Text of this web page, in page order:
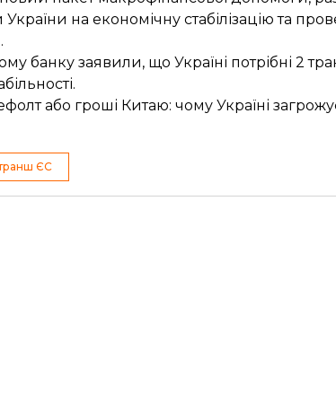
на економічну стабілізацію та
банку заявили, що Україні потрібні 2
або гроші Китаю: чому Україні
ЄС